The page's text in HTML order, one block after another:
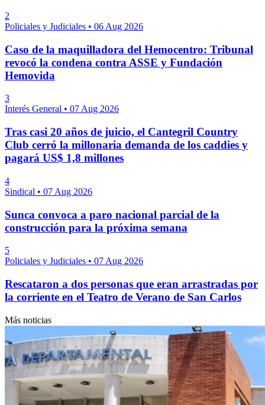
2
Policiales y Judiciales • 06 Aug 2026
Caso de la maquilladora del Hemocentro: Tribunal
revocó la condena contra ASSE y Fundación
Hemovida
3
Interés General • 07 Aug 2026
Tras casi 20 años de juicio, el Cantegril Country
Club cerró la millonaria demanda de los caddies y
pagará US$ 1,8 millones
4
Sindical • 07 Aug 2026
Sunca convoca a paro nacional parcial de la
construcción para la próxima semana
5
Policiales y Judiciales • 07 Aug 2026
Rescataron a dos personas que eran arrastradas por
la corriente en el Teatro de Verano de San Carlos
Más noticias